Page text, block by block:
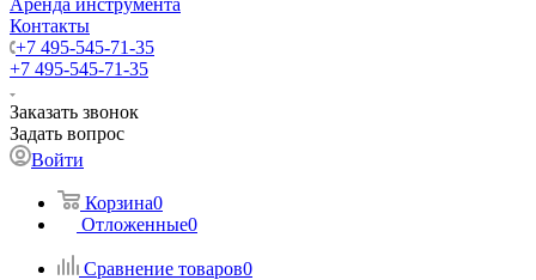
Аренда инструмента
Контакты
+7 495-545-71-35
+7 495-545-71-35
Заказать звонок
Задать вопрос
Войти
Корзина0
Отложенные0
Сравнение товаров0